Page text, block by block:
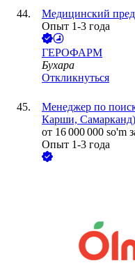
Медицинский
Опыт 1-3 года
ГЕРОФАРМ
Бухара
Откликнуться
Менеджер по
Карши, Самарканд)
от 16 000 000 so'm
Опыт 1-3 года